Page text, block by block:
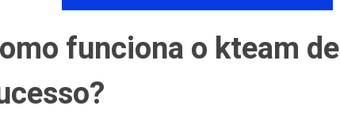
funciona o kteam de